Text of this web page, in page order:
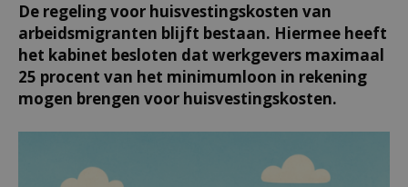
De regeling voor huisvestingskosten van
arbeidsmigranten blijft bestaan. Hiermee heeft
het kabinet besloten dat werkgevers maximaal
25 procent van het minimumloon in rekening
mogen brengen voor huisvestingskosten.